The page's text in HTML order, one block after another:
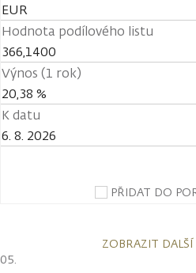
EUR
Hodnota podílového listu
366,1400
Výnos (1 rok)
20,38 %
K datu
6. 8. 2026
PŘIDAT DO
ZOBRAZIT DALŠÍ